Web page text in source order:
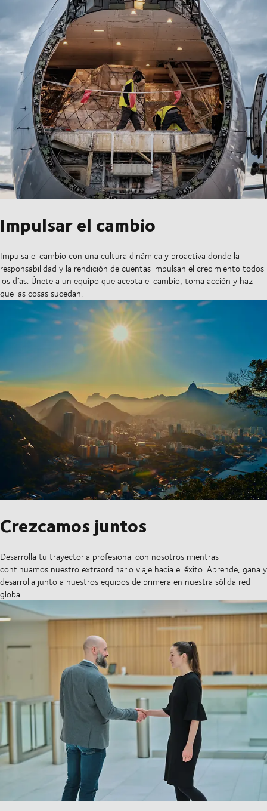
Impulsar el cambio
Impulsa el cambio con una cultura dinámica y proactiva donde la
responsabilidad y la rendición de cuentas impulsan el crecimiento todos
los días. Únete a un equipo que acepta el cambio, toma acción y haz
que las cosas sucedan.
Crezcamos juntos
Desarrolla tu trayectoria profesional con nosotros mientras
continuamos nuestro extraordinario viaje hacia el éxito. Aprende, gana y
desarrolla junto a nuestros equipos de primera en nuestra sólida red
global.